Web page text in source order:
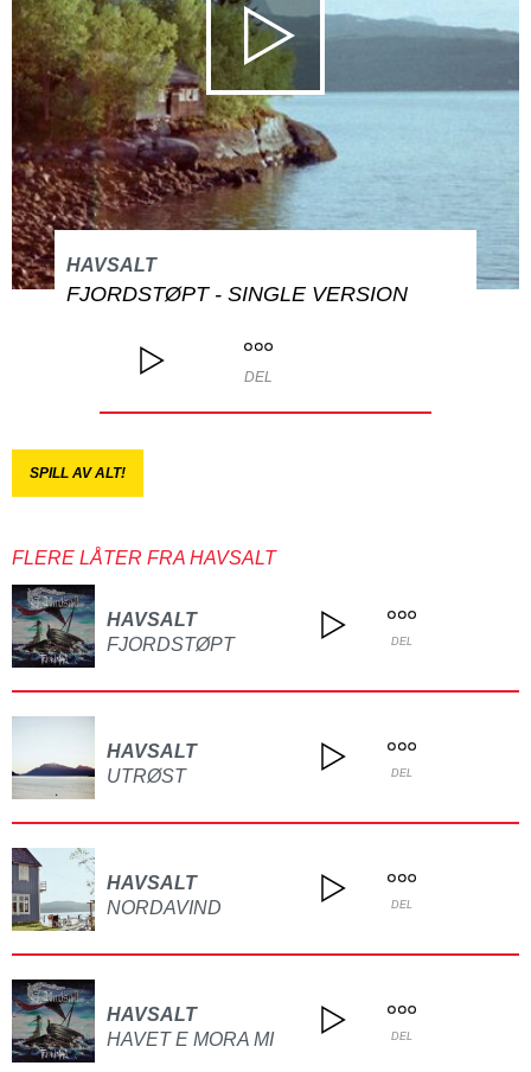
HAVSALT
FJORDSTØPT - SINGLE VERSION
DEL
SPILL AV ALT!
FLERE LÅTER FRA HAVSALT
HAVSALT
FJORDSTØPT
DEL
HAVSALT
UTRØST
DEL
HAVSALT
NORDAVIND
DEL
HAVSALT
HAVET E MORA MI
DEL